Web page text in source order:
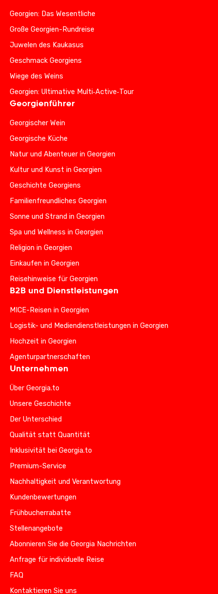
Georgien: Das Wesentliche
Große Georgien-Rundreise
Juwelen des Kaukasus
Geschmack Georgiens
Wiege des Weins
Georgien: Ultimative Multi‑Active‑Tour
Georgienführer
Georgischer Wein
Georgische Küche
Natur und Abenteuer in Georgien
Kultur und Kunst in Georgien
Geschichte Georgiens
Familienfreundliches Georgien
Sonne und Strand in Georgien
Spa und Wellness in Georgien
Religion in Georgien
Einkaufen in Georgien
Reisehinweise für Georgien
B2B und Dienstleistungen
MICE-Reisen in Georgien
Logistik- und Mediendienstleistungen in Georgien
Hochzeit in Georgien
Agenturpartnerschaften
Unternehmen
Über Georgia.to
Unsere Geschichte
Der Unterschied
Qualität statt Quantität
Inklusivität bei Georgia.to
Premium-Service
Nachhaltigkeit und Verantwortung
Kundenbewertungen
Frühbucherrabatte
Stellenangebote
Abonnieren Sie die Georgia Nachrichten
Anfrage für individuelle Reise
FAQ
Kontaktieren Sie uns